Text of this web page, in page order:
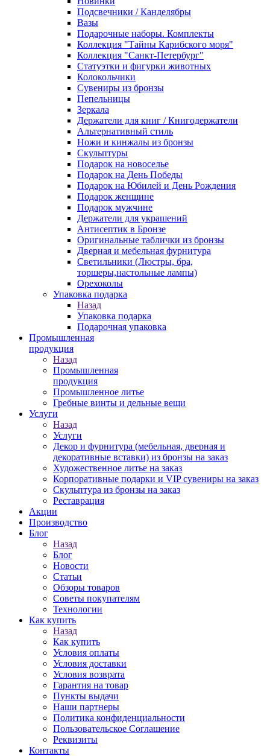
Подсвечники / Канделябры
Вазы
Подарочные наборы. Комплекты
Коллекция "Тайны Карибского моря"
Коллекция "Санкт-Петербург"
Статуэтки и фигурки животных
Колокольчики
Сувениры из бронзы
Пепельницы
Зеркала
Держатели для книг / Книгодержатели
Альтернативный стиль
Ножи и кинжалы из бронзы
Скульптуры
Подарок на новоселье
Подарок на День Победы
Подарок на Юбилей и День Рождения
Подарок женщине
Подарок мужчине
Держатели для украшений
Антисептик в Бронзе
Оригинальные таблички из бронзы
Дверная и мебельная фурнитура
Светильники (Люстры, бра,
торшеры,настольные лампы)
Орехоколы
Упаковка подарка
Назад
Упаковка подарка
Подарочная упаковка
Промышленная
продукция
Назад
Промышленная
продукция
Промышленное литье
Гребные винты и дельные вещи
Услуги
Назад
Услуги
Декор и фурнитура (мебельная, дверная и
декоративные вставки) из бронзы на заказ
Художественное литье на заказ
Корпоративные подарки и VIP сувениры на заказ
Скульптура из бронзы на заказ
Реставрация
Акции
Производство
Блог
Назад
Блог
Новости
Статьи
Обзоры товаров
Советы покупателям
Технологии
Как купить
Назад
Как купить
Условия оплаты
Условия доставки
Условия возврата
Гарантия на товар
Пункты выдачи
Наши партнеры
Политика конфиденциальности
Пользовательское Соглашение
Реквизиты
Контакты